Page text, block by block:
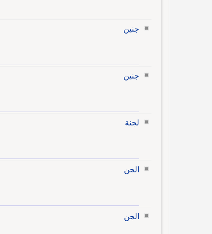
جنين
جنين
لجنة
الجن
الجن